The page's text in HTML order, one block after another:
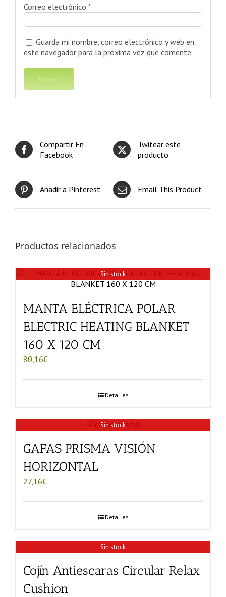
Correo electrónico *
Guarda mi nombre, correo electrónico y web en
este navegador para la próxima vez que comente.
Compartir En
Facebook
Twitear este
producto
Añadir a Pinterest Email This Product
Productos relacionados
Sin stock
MANTA ELÉCTRICA POLAR
ELECTRIC HEATING BLANKET
160 X 120 CM
80,16€
Detalles
Sin stock
GAFAS PRISMA VISIÓN
HORIZONTAL
27,16€
Detalles
Sin stock
Cojín Antiescaras Circular Relax
Cushion